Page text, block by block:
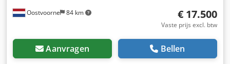
Oostvoorne 84 km € 17.500
Vaste prijs excl. btw
Aanvragen Bellen